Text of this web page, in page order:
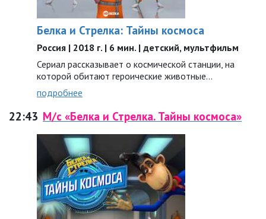
Белка и Стрелка: Тайны космоса
Россия | 2018 г. | 6 мин. | детский, мультфильм
Сериал рассказывает о космической станции, на
которой обитают героические животные…
подробнее
22:43 М/с «Белка и Стрелка. Тайны космоса»